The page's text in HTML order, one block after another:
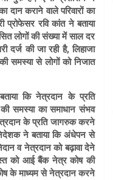
दान कराने वाले परिवारों का
रवि कांत ने बताया
लोगों की संख्या में साल दर
दर्ज की जा रही है, लिहाजा
समस्या से लोगों को निजात
कि नेत्रदान के प्रति
समस्या का समाधान संभव
के प्रति जागरुक करने
ने बताया कि अंधेपन से
व नेत्रदान को बढ़ावा देने
को आई बैंक नेत्र कोष की
के माध्यम से नेत्रदान करने